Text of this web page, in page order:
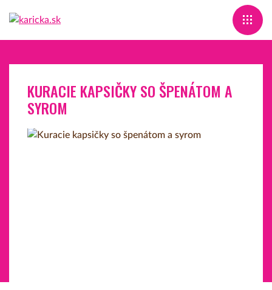
KURACIE KAPSIČKY SO ŠPENÁTOM A
SYROM